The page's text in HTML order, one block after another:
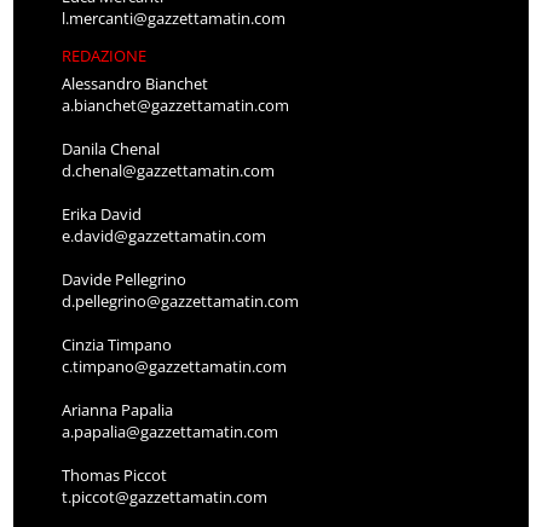
l.mercanti@gazzettamatin.com
REDAZIONE
Alessandro Bianchet
a.bianchet@gazzettamatin.com
Danila Chenal
d.chenal@gazzettamatin.com
Erika David
e.david@gazzettamatin.com
Davide Pellegrino
d.pellegrino@gazzettamatin.com
Cinzia Timpano
c.timpano@gazzettamatin.com
Arianna Papalia
a.papalia@gazzettamatin.com
Thomas Piccot
t.piccot@gazzettamatin.com